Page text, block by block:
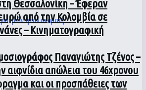
Παναγιώτης Τζένος –
αιφνίδια απώλεια του 46χρονου
και οι προσπάθειες των
Θεσσαλονίκη – Έφεραν
από την Κολομβία σε
– Κινηματογραφική